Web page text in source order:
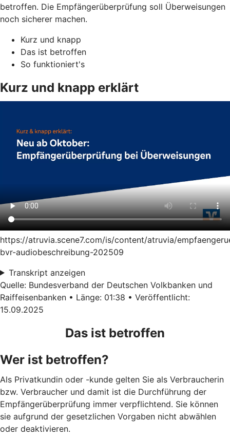
betroffen. Die Empfängerüberprüfung soll Überweisungen
noch sicherer machen.
Kurz und knapp
Das ist betroffen
So funktioniert's
Kurz und knapp erklärt
https://atruvia.scene7.com/is/content/atruvia/
bvr-audiobeschreibung-202509
Transkript anzeigen
Quelle: Bundesverband der Deutschen Volkbanken und
Raiffeisenbanken • Länge: 01:38 • Veröffentlicht:
15.09.2025
Das ist betroffen
Wer ist betroffen?
Als Privatkundin oder -kunde gelten Sie als Verbraucherin
bzw. Verbraucher und damit ist die Durchführung der
Empfängerüberprüfung immer verpflichtend. Sie können
sie aufgrund der gesetzlichen Vorgaben nicht abwählen
oder deaktivieren.